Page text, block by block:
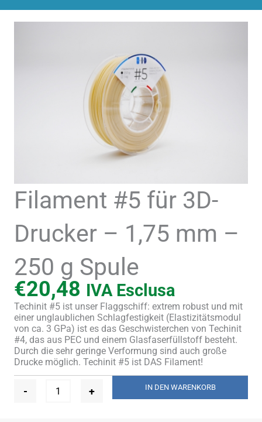
Filament #5 für 3D-
Drucker – 1,75 mm –
250 g Spule
€20,48 IVA Esclusa
Techinit #5 ist unser Flaggschiff: extrem robust und mit
einer unglaublichen Schlagfestigkeit (Elastizitätsmodul
von ca. 3 GPa) ist es das Geschwisterchen von Techinit
#4, das aus PEC und einem Glasfaserfüllstoff besteht.
Durch die sehr geringe Verformung sind auch große
Drucke möglich. Techinit #5 ist DAS Filament!
-
#5
+ IN DEN WARENKORB